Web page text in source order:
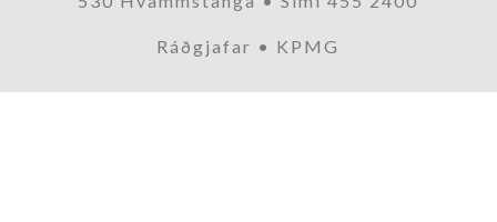
Ráðgjafar • KPMG